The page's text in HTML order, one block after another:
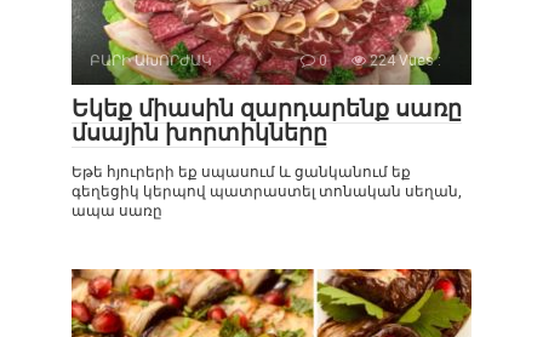
ԲԱՐԻ ԱԽՈՐԺԱԿ 0 224 Vues :
Եկեք միասին զարդարենք սառը
մսային խորտիկները
Եթե ​​հյուրերի եք սպասում և ցանկանում եք
գեղեցիկ կերպով պատրաստել տոնական սեղան,
ապա սառը